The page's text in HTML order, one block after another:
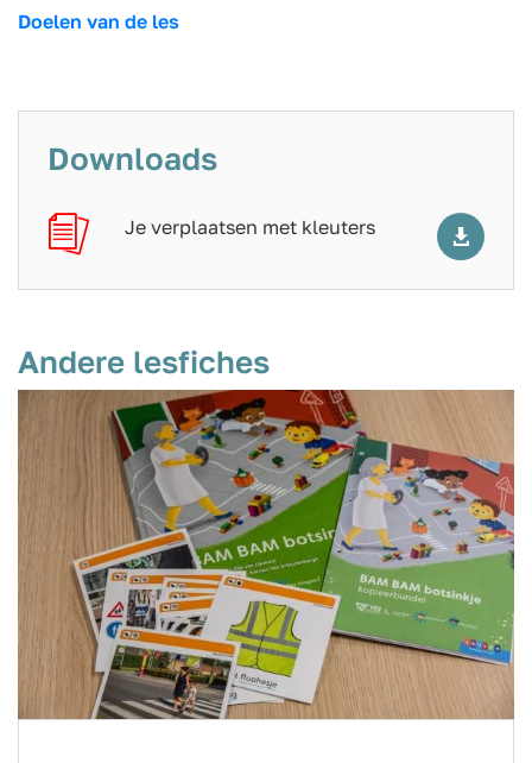
Doelen van de les
Downloads
Je verplaatsen met kleuters
Andere lesfiches